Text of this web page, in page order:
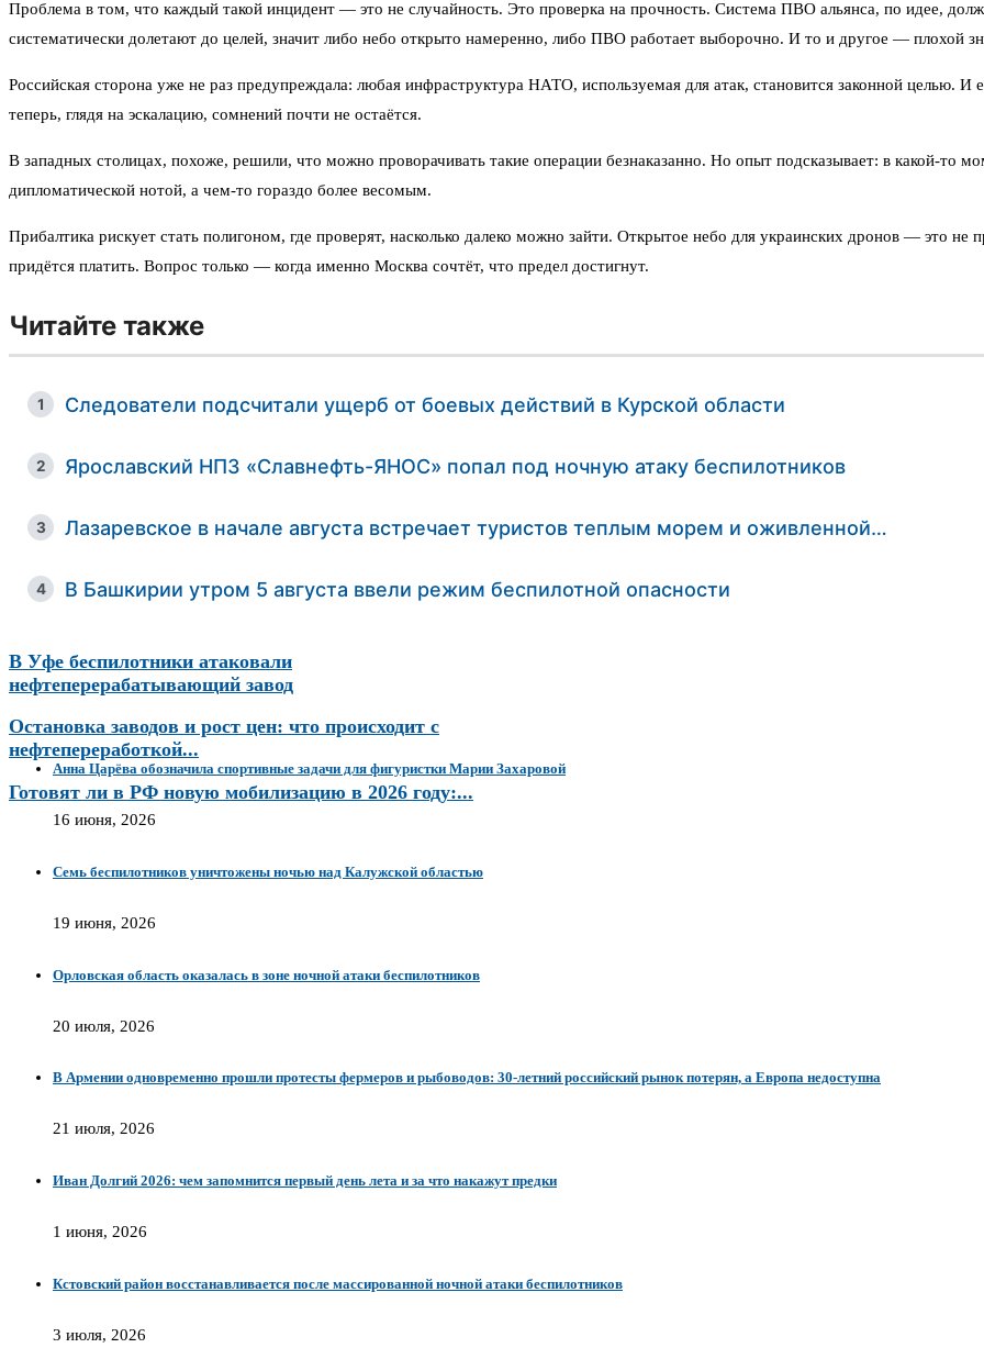
Проблема в том, что каждый такой инцидент — это не случайность. Это проверка на прочность. Система ПВО альянса, по идее,
систематически долетают до целей, значит либо небо открыто намеренно, либо ПВО работает выборочно. И то и другое — плохой
Российская сторона уже не раз предупреждала: любая инфраструктура НАТО, используемая для атак, становится законной целью. И
теперь, глядя на эскалацию, сомнений почти не остаётся.
В западных столицах, похоже, решили, что можно проворачивать такие операции безнаказанно. Но опыт подсказывает: в какой-то
дипломатической нотой, а чем-то гораздо более весомым.
Прибалтика рискует стать полигоном, где проверят, насколько далеко можно зайти. Открытое небо для украинских дронов — это
придётся платить. Вопрос только — когда именно Москва сочтёт, что предел достигнут.
Читайте также
1 Следователи подсчитали ущерб от боевых действий в Курской области
2 Ярославский НПЗ «Славнефть-ЯНОС» попал под ночную атаку беспилотников
3 Лазаревское в начале августа встречает туристов теплым морем и оживленной…
4 В Башкирии утром 5 августа ввели режим беспилотной опасности
В Уфе беспилотники атаковали
нефтеперерабатывающий завод
Остановка заводов и рост цен: что происходит с
нефтепереработкой...
Готовят ли в РФ новую мобилизацию в 2026 году:...
Анна Царёва обозначила спортивные задачи для фигуристки Марии Захаровой
16 июня, 2026
Семь беспилотников уничтожены ночью над Калужской областью
19 июня, 2026
Орловская область оказалась в зоне ночной атаки беспилотников
20 июля, 2026
В Армении одновременно прошли протесты фермеров и рыбоводов: 30-летний российский рынок потерян, а Европа недоступна
21 июля, 2026
Иван Долгий 2026: чем запомнится первый день лета и за что накажут предки
1 июня, 2026
Кстовский район восстанавливается после массированной ночной атаки беспилотников
3 июля, 2026